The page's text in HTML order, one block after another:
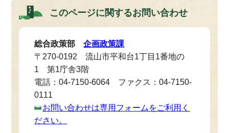
このページに関するお問い合わせ
総合政策部企画政策課
〒270-0192 流山市平和台1丁目1番地の
1 第1庁舎3階
電話：04-7150-6064 ファクス：04-7150-
0111
お問い合わせは専用フォームをご利用く
ださい。